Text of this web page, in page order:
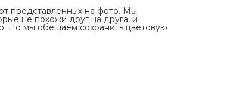
от представленных на фото. Мы
не похожи друг на друга, и
Но мы обещаем сохранить цветовую